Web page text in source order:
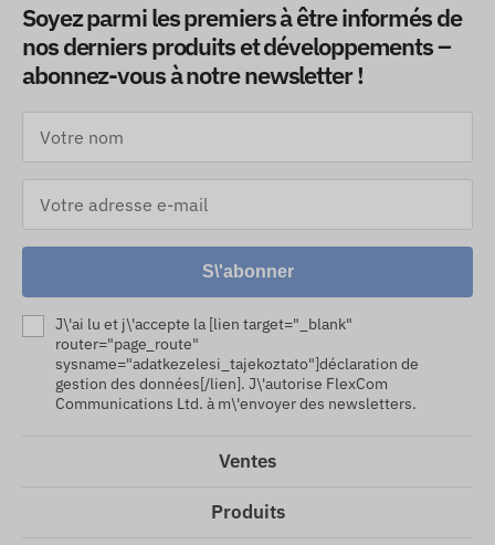
Soyez parmi les premiers à être informés de
nos derniers produits et développements –
abonnez-vous à notre newsletter !
S\'abonner
J\'ai lu et j\'accepte la [lien target="_blank"
router="page_route"
sysname="adatkezelesi_tajekoztato"]déclaration de
gestion des données[/lien]. J\'autorise FlexCom
Communications Ltd. à m\'envoyer des newsletters.
Ventes
Produits